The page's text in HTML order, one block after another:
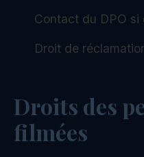
Contact du DPO si
Droit de
Droits des
filmées